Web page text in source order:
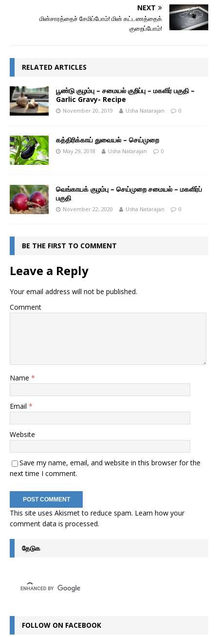
NEXT
மின்சாரத்தைச் சேமிப்போம்! மின் கட்டணத்தைக்
குறைப்போம்!
RELATED ARTICLES
பூண்டு குழம்பு – சமையல் குறிப்பு – மகளிர் பகுதி –
Garlic Gravy- Recipe
November 20, 2019 Usha Natarajan 0
கத்திரிக்காய் துவையல் – செய்முறை
May 29, 2018 Usha Natarajan 0
வெங்காயக் குழம்பு – செய்முறை சமையல் – மகளிர்ப்
பகுதி
November 22, 2020 Usha Natarajan 0
BE THE FIRST TO COMMENT
Leave a Reply
Your email address will not be published.
Comment
Name *
Email *
Website
Save my name, email, and website in this browser for the
next time I comment.
This site uses Akismet to reduce spam. Learn how your
comment data is processed.
தேடுக
FOLLOW ON FACEBOOK